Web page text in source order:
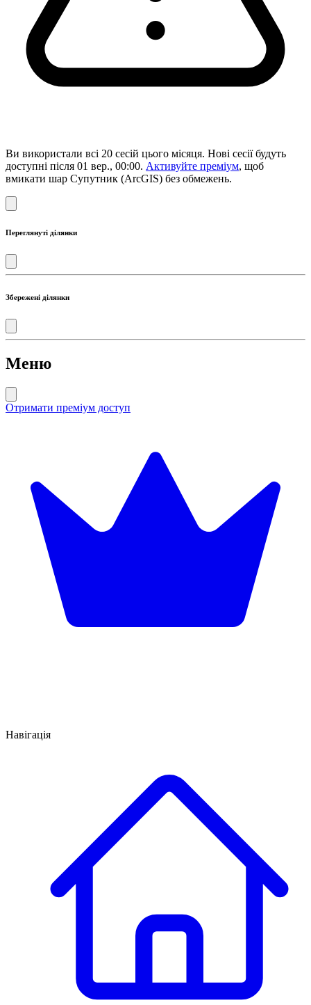
Ви використали всі 20 сесій цього місяця. Нові сесії будуть
доступні після 01 вер., 00:00. Активуйте преміум, щоб
вмикати шар Супутник (ArcGIS) без обмежень.
Переглянуті ділянки
Збережені ділянки
Меню
Отримати преміум доступ
Навігація